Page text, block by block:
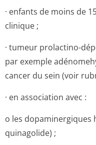
· enfants de moins de
clinique ;
· tumeur prolactino-
par exemple
cancer du sein (voir
· en association avec :
o les dopaminergiques
quinagolide) ;